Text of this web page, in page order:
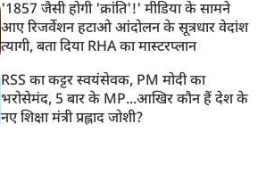
'1857 जैसी होगी 'क्रांति'!' मीडिया के सामने
आए रिजर्वेशन हटाओ आंदोलन के सूत्रधार वेदांश
त्यागी, बता दिया RHA का मास्टरप्लान
RSS का कट्टर स्वयंसेवक, PM मोदी का
भरोसेमंद, 5 बार के MP...आखिर कौन हैं देश के
नए शिक्षा मंत्री प्रह्लाद जोशी?